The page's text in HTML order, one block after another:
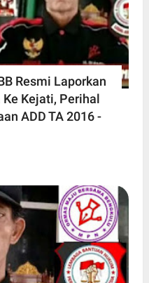
Resmi Laporkan
Kejati, Perihal
ADD TA 2016 -